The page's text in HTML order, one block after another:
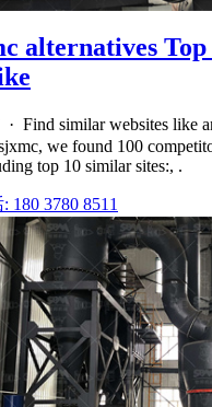
alternatives
Find similar websites like
we found 100
top 10 similar sites:, .
180 3780 8511